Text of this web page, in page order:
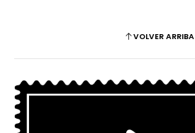
VOLVER ARRIBA